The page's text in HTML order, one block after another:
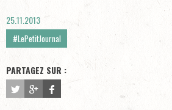
25.11.2013
#LePetitJournal
PARTAGEZ SUR :